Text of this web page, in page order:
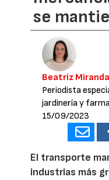
se
Beatriz Miranda
Periodista
jardinería y
15/09/2023
El transporte
industrias más